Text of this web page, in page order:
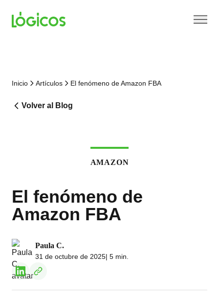
Inicio Artículos El fenómeno de Amazon FBA
Volver al Blog
AMAZON
El fenómeno de
Amazon FBA
Paula C.
31 de octubre de 2025| 5 min.